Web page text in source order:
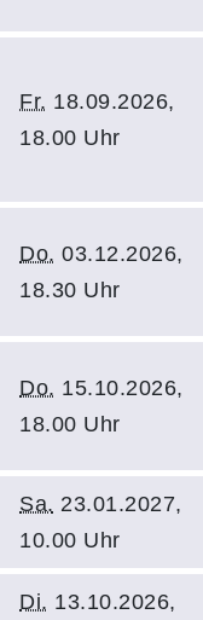
Fr. 18.09.2026,
18.00 Uhr
Do. 03.12.2026,
18.30 Uhr
Do. 15.10.2026,
18.00 Uhr
Sa. 23.01.2027,
10.00 Uhr
Di. 13.10.2026,